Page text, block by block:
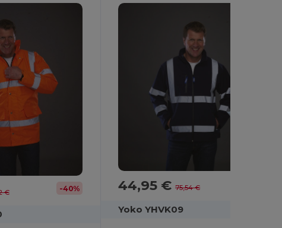
€ -40% 44,95 €75,54 €
Yoko YHVK09